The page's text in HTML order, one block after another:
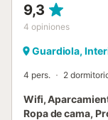
9,3
4 opiniones
Guardiola,
4 pers. 2
Wifi,
Ropa de cama,